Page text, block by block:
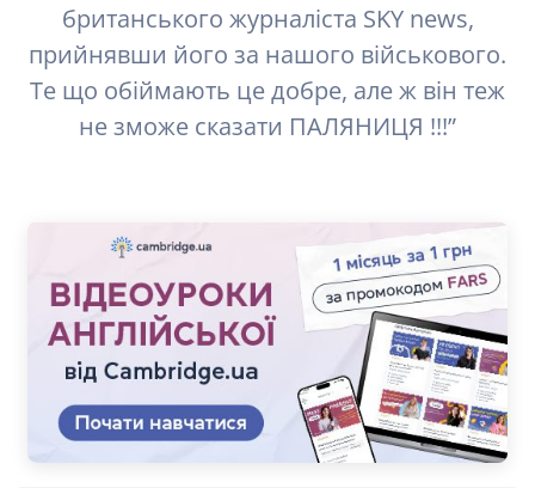
британського журналіста SKY news,
прийнявши його за нашого військового.
Те що обіймають це добре, але ж він теж
не зможе сказати ПАЛЯНИЦЯ !!!”